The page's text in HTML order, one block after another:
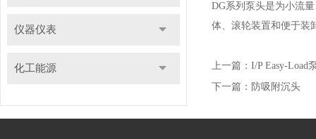
仪器仪表
化工能源
DG系列泵头是为小流
体、滚轮装置和便于装
上一篇： I/P Easy-Load
下一篇： 防吸附沉头